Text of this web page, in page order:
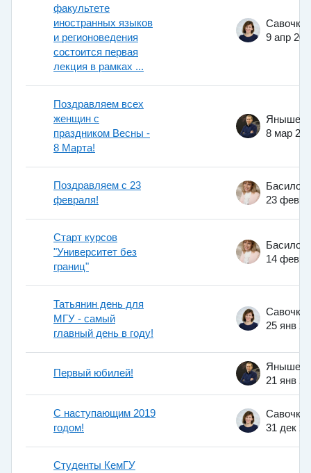
факультете
иностранных языков
и регионоведения
состоится первая
лекция в рамках ...
9 апр
Поздравляем всех
женщин с
праздником Весны -
8 Марта!
8 мар
Поздравляем с 23
февраля!
23 фев
Старт курсов
"Университет без
границ"
14 фев
Татьянин день для
МГУ - самый
главный день в году!
25 янв
Первый юбилей!
21 янв
С наступающим 2019
годом!
31 дек
Студенты КемГУ